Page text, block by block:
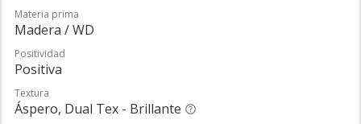
Materia prima
Madera / WD
Positividad
Positiva
Textura
Áspero, Dual Tex - Brillante